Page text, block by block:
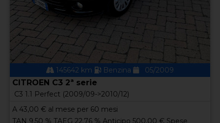
145642 km Benzina 05/2009
CITROEN C3 2ª serie
C3 1.1 Perfect (2009/09->2010/12)
A 43,00 € al mese per 60 mesi
TAN 9,50 % TAEG 22.76 % Anticipo 500,00 € Spese